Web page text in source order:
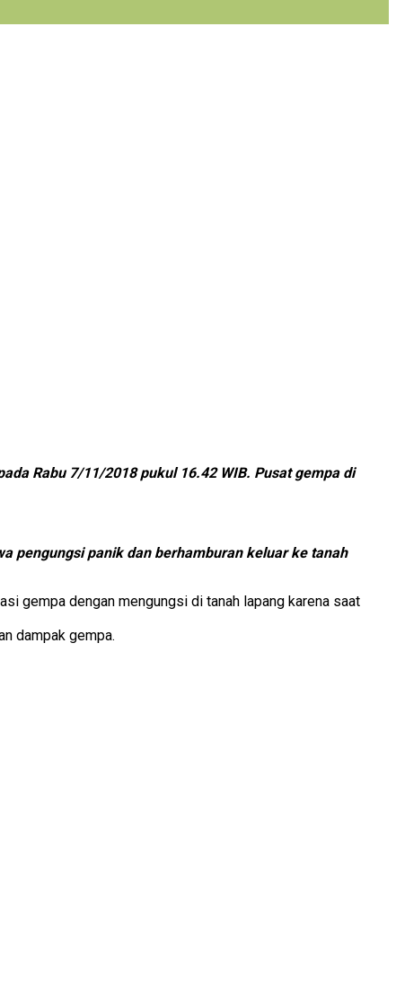
Rabu 7/11/2018 pukul 16.42 WIB. Pusat gempa di
pengungsi panik dan berhamburan keluar ke tanah
gempa dengan mengungsi di tanah lapang karena saat
dampak gempa.